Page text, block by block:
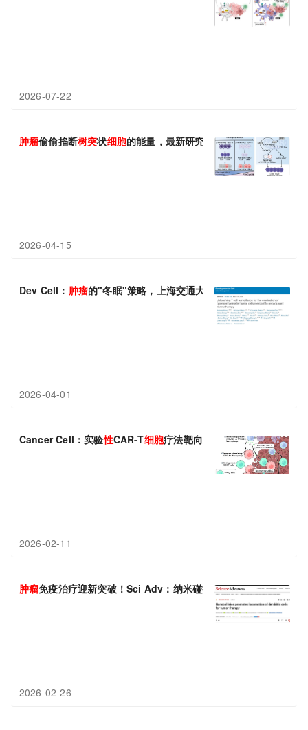
2026-07-22
肿瘤偷偷掐断树突状细胞的能量，最新研究或找到了重启开关
2026-04-15
Dev Cell： 肿瘤的"冬眠"策略，上海交通大学朱纯超等发现释放T
2026-04-01
Cancer Cell：实验性CAR-T细胞疗法靶向 的免疫屏障，而不
2026-02-11
肿瘤免疫治疗迎新突破！Sci Adv：纳米碰撞激活树突状细胞抗瘤
2026-02-26